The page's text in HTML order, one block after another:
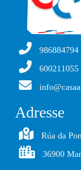
986884794
600211055
Adresse
Rúa da
36900